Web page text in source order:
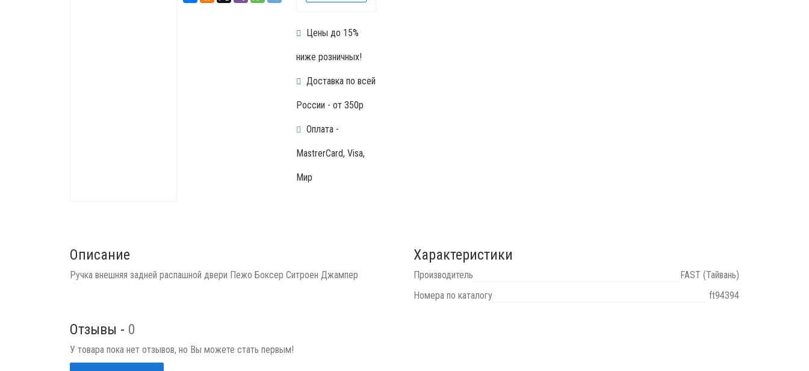
Цены до 15%
ниже розничных!
Доставка по всей
России - от 350р
Оплата -
MastrerCard, Visa,
Мир
Описание
Ручка внешняя задней распашной двери Пежо Боксер Ситроен Джампер
Характеристики
Производитель
FAST (Тайвань)
Номера по каталогу
ft94394
Отзывы - 0
У товара пока нет отзывов, но Вы можете стать первым!